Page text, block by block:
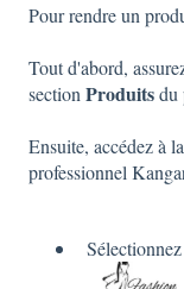
Pour rendre un
Tout d'abord,
section Produitsdu
Ensuite, accédez à
professionnel